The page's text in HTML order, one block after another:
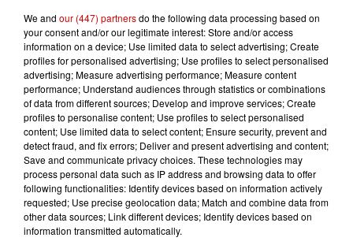
6 août 2026
Vendre un chiot en animalerie
peut coûter très cher
6 août 2026
Invasion de physalies sur des
plages du Sud-Ouest
We and our (447) partnersdo the following data processing based on
your consent and/or our legitimate interest: Store and/or access
information on a device; Use limited data to select advertising; Create
profiles for personalised advertising; Use profiles to select personalised
advertising; Measure advertising performance; Measure content
performance; Understand audiences through statistics or combinations
of data from different sources; Develop and improve services; Create
profiles to personalise content; Use profiles to select personalised
content; Use limited data to select content; Ensure security, prevent and
detect fraud, and fix errors; Deliver and present advertising and content;
Save and communicate privacy choices. These technologies may
process personal data such as IP address and browsing data to offer
following functionalities: Identify devices based on information actively
requested; Use precise geolocation data; Match and combine data from
other data sources; Link different devices; Identify devices based on
information transmitted automatically.